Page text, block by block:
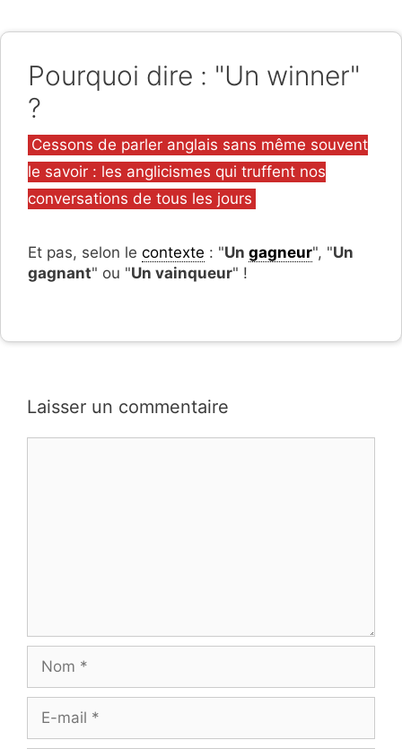
Pourquoi dire : "Un winner"
?
Catégories
Cessons de parler anglais sans même souvent
le savoir : les anglicismes qui truffent nos
conversations de tous les jours
Et pas, selon le contexte : "Un gagneur", "Un
gagnant" ou "Un vainqueur" !
Laisser un commentaire
mail